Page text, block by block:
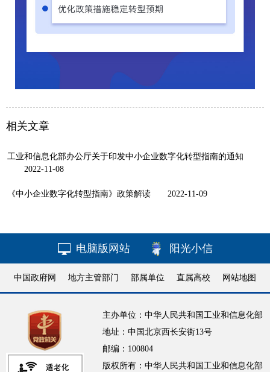
相关文章
工业和信息化部办公厅关于印发中小企业数字化转型指南的通知
2022-11-08
《中小企业数字化转型指南》政策解读 2022-11-09
电脑版网站 阳光小信
中国政府网 地方主管部门 部属单位 直属高校 网站地图
主办单位：中华人民共和国工业和信息化部
地址：中国北京西长安街13号
邮编：100804
版权所有：中华人民共和国工业和信息化部